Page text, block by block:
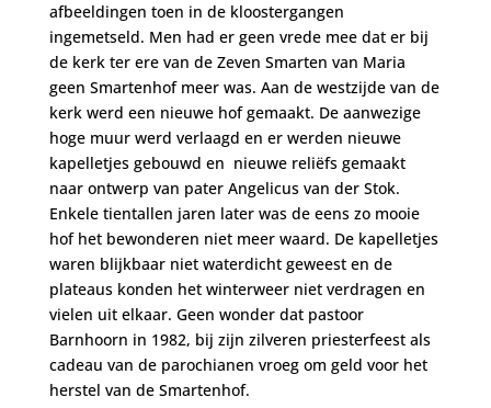
afbeeldingen toen in de kloostergangen
ingemetseld. Men had er geen vrede mee dat er bij
de kerk ter ere van de Zeven Smarten van Maria
geen Smartenhof meer was. Aan de westzijde van de
kerk werd een nieuwe hof gemaakt. De aanwezige
hoge muur werd verlaagd en er werden nieuwe
kapelletjes gebouwd en nieuwe reliëfs gemaakt
naar ontwerp van pater Angelicus van der Stok.
Enkele tientallen jaren later was de eens zo mooie
hof het bewonderen niet meer waard. De kapelletjes
waren blijkbaar niet waterdicht geweest en de
plateaus konden het winterweer niet verdragen en
vielen uit elkaar. Geen wonder dat pastoor
Barnhoorn in 1982, bij zijn zilveren priesterfeest als
cadeau van de parochianen vroeg om geld voor het
herstel van de Smartenhof.